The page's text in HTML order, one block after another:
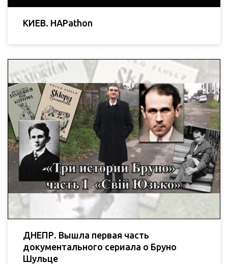
КИЕВ. HAPathon
ДНЕПР. Вышла первая часть
документального сериала о Бруно
Шульце